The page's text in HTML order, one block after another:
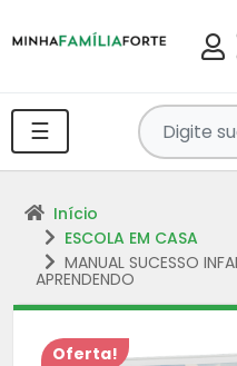
☰
Pesquise
por
produtos
...
Início
ESCOLA EM CASA
MANUAL SUCESSO
APRENDENDO
Oferta!